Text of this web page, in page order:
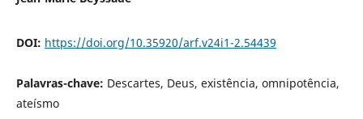
DOI: https://doi.org/10.35920/arf.v24i1-2.54439
Palavras-chave: Descartes, Deus, existência, omnipotência,
ateísmo